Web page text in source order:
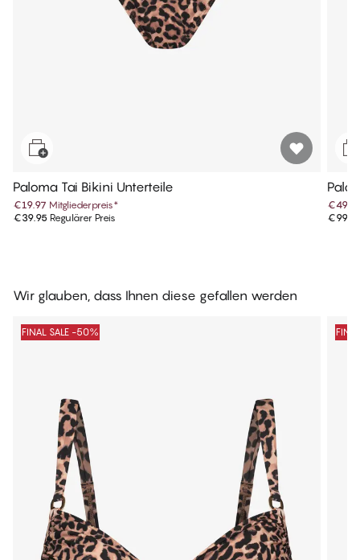
Paloma Tai Bikini Unterteile
€19.97 Mitgliederpreis*
€39.95 Regulärer Preis
Wir glauben, dass Ihnen diese gefallen werden
FINAL SALE -50%